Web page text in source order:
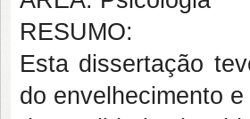
RESUMO:
Esta dissertação
do envelhecimento e